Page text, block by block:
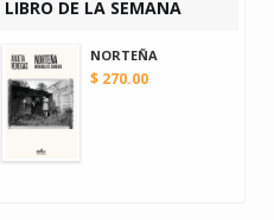
LIBRO DE LA SEMANA
NORTEÑA
$ 270.00